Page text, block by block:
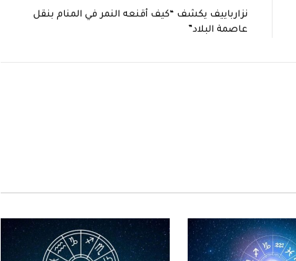
نزارباييف يكشف “كيف أقنعه النمر في المنام بنقل
عاصمة البلاد”